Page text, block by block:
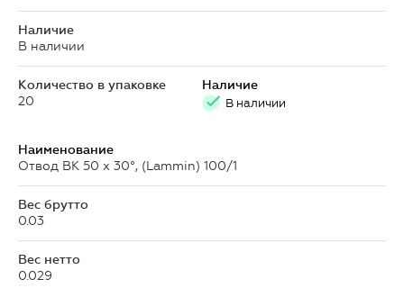
Наличие
В наличии
Количество в упаковке
20
Наличие
В наличии
Наименование
Отвод ВК 50 х 30°, (Lammin) 100/1
Вес брутто
0.03
Вес нетто
0.029